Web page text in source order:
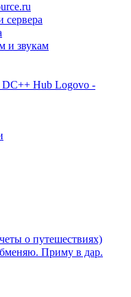
и звукам
Hub Logovo -
о путешествиях)
Приму в дар.